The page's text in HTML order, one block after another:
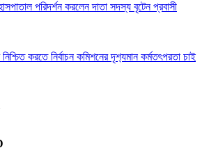
পরিদর্শন করলেন দাতা সদস্য বৃটেন প্রবাসী
নিশ্চিত করতে নির্বাচন কমিশনের দৃশ‍্যমান কর্মতৎপরতা চাই